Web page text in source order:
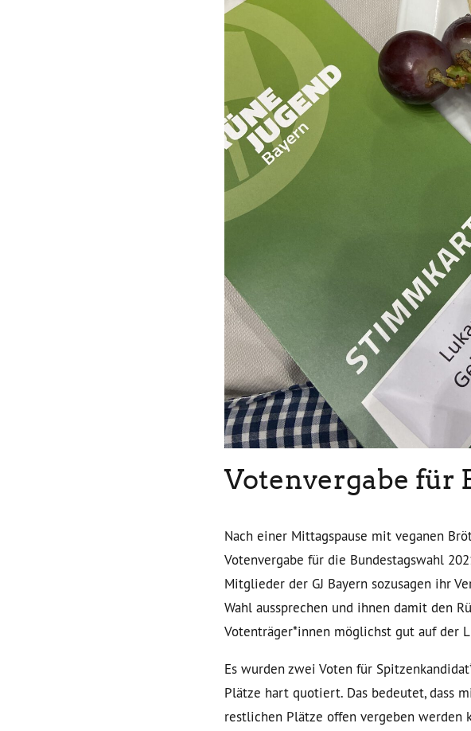
Votenvergabe für
Nach einer Mittagspause mit veganen
Votenvergabe für die Bundestagswahl
Mitglieder der GJ Bayern sozusagen ihr
Wahl aussprechen und ihnen damit den
Votenträger*innen möglichst gut auf der
Es wurden zwei Voten für
Plätze hart quotiert. Das bedeutet, dass
restlichen Plätze offen vergeben werden